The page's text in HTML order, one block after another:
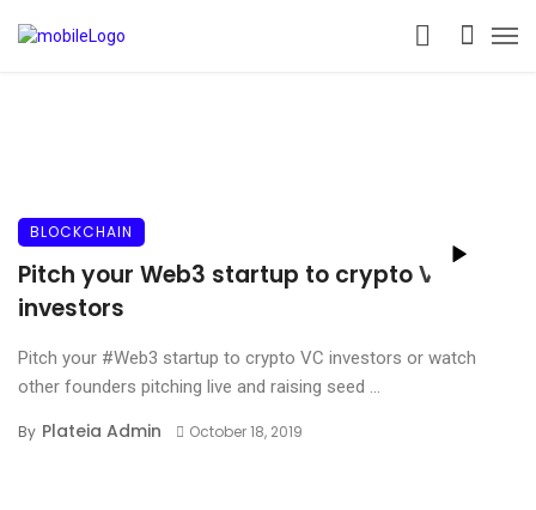
BLOCKCHAIN
Pitch your Web3 startup to crypto VC
investors
Pitch your #Web3 startup to crypto VC investors or watch
other founders pitching live and raising seed ...
By Plateia Admin October 18, 2019